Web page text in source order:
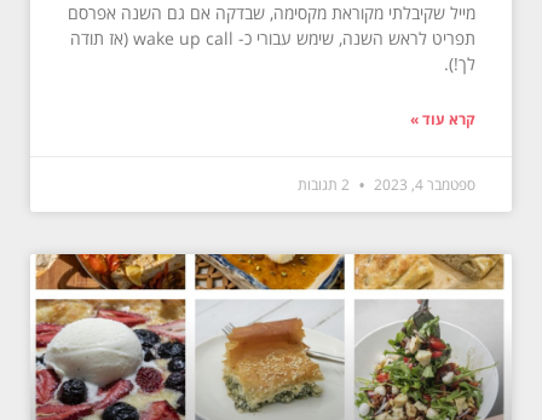
מייל שקיבלתי מקוראת מקסימה, שבדקה אם גם השנה אפרסם
תפריט לראש השנה, שימש עבורי כ- wake up call (אז תודה
לך!).
קרא עוד »
ספטמבר 4, 2023